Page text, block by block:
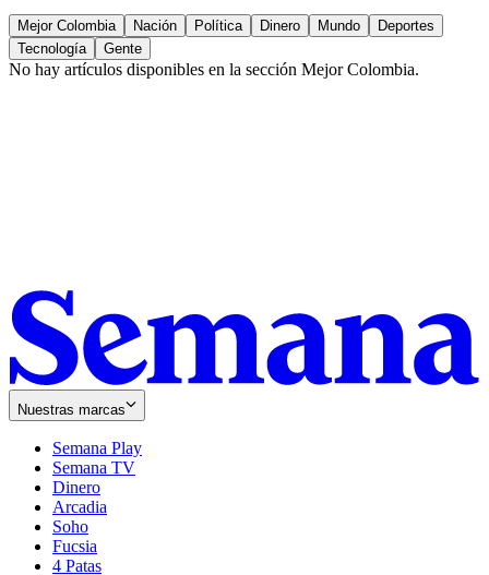
Mejor Colombia Nación Política Dinero Mundo
Deportes
Tecnología
Gente
No hay artículos disponibles en la sección Mejor Colombia.
Nuestras marcas
Semana Play
Semana TV
Dinero
Arcadia
Soho
in
new
Fucsia
in
4 Patas